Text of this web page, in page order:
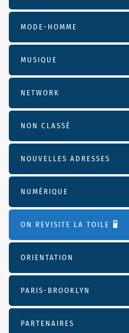
MODE-HOMME
MUSIQUE
NETWORK
NON CLASSÉ
NOUVELLES ADRESSES
NUMÉRIQUE
ON REVISITE LA TOILE 🖥️
ORIENTATION
PARIS-BROOKLYN
PARTENAIRES